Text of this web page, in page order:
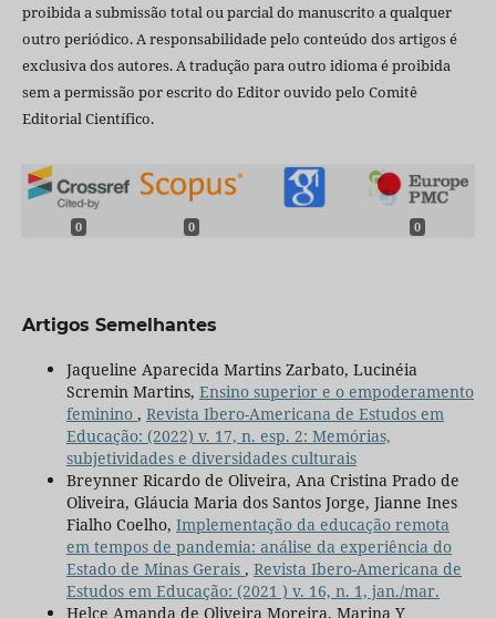
proibida a submissão total ou parcial do manuscrito a qualquer
outro periódico. A responsabilidade pelo conteúdo dos artigos é
exclusiva dos autores. A tradução para outro idioma é proibida
sem a permissão por escrito do Editor ouvido pelo Comitê
Editorial Científico.
0 0 0
Artigos Semelhantes
Jaqueline Aparecida Martins Zarbato, Lucinéia
Scremin Martins, Ensino superior e o empoderamento
feminino , Revista Ibero-Americana de Estudos em
Educação: (2022) v. 17, n. esp. 2: Memórias,
subjetividades e diversidades culturais
Breynner Ricardo de Oliveira, Ana Cristina Prado de
Oliveira, Gláucia Maria dos Santos Jorge, Jianne Ines
Fialho Coelho, Implementação da educação remota
em tempos de pandemia: análise da experiência do
Estado de Minas Gerais , Revista Ibero-Americana de
Estudos em Educação: (2021 ) v. 16, n. 1, jan./mar.
Helce Amanda de Oliveira Moreira, Marina Y